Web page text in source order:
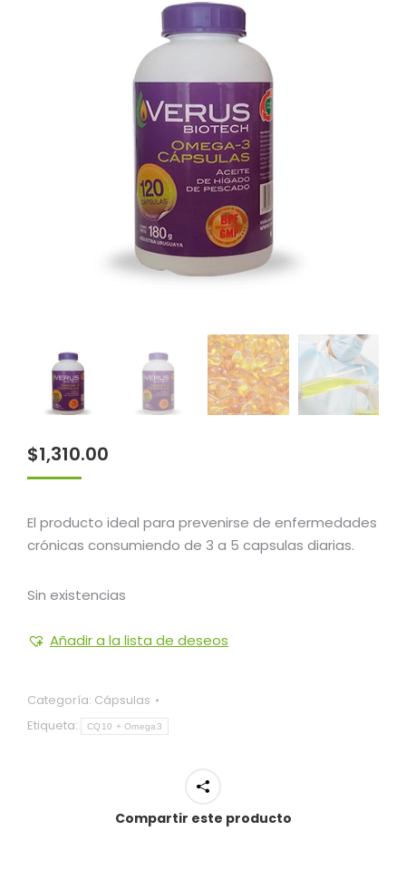
$1,310.00
El producto ideal para prevenirse de enfermedades
crónicas consumiendo de 3 a 5 capsulas diarias.
Sin existencias
Añadir a la lista de deseos
Categoría: Cápsulas
Etiqueta:
CQ10 + Omega3
Compartir este producto